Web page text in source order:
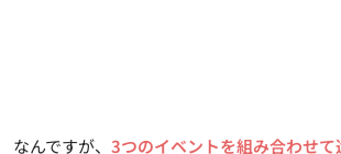
なんですが、 3つのイベントを組み合わせ